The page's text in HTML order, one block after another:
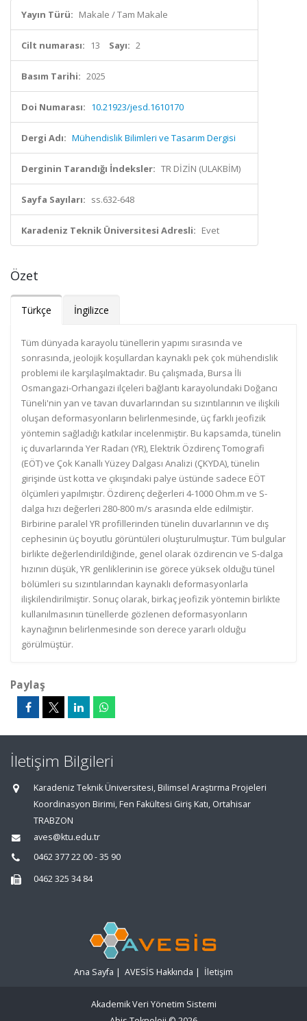
Yayın Türü: Makale / Tam Makale
Cilt numarası: 13 Sayı: 2
Basım Tarihi: 2025
Doi Numarası: 10.21923/jesd.1610170
Dergi Adı: Mühendislik Bilimleri ve Tasarım Dergisi
Derginin Tarandığı İndeksler: TR DİZİN (ULAKBİM)
Sayfa Sayıları: ss.632-648
Karadeniz Teknik Üniversitesi Adresli: Evet
Özet
Türkçe İngilizce
Tüm dünyada karayolu tünellerin yapımı sırasında ve
sonrasında, jeolojik koşullardan kaynaklı pek çok mühendislik
problemi ile karşılaşılmaktadır. Bu çalışmada, Bursa İli
Osmangazi-Orhangazi ilçeleri bağlantı karayolundaki Doğancı
Tüneli'nin yan ve tavan duvarlarından su sızıntılarının ve ilişkili
oluşan deformasyonların belirlenmesinde, üç farklı jeofizik
yöntemin sağladığı katkılar incelenmiştir. Bu kapsamda, tünelin
iç duvarlarında Yer Radarı (YR), Elektrik Özdirenç Tomografi
(EÖT) ve Çok Kanallı Yüzey Dalgası Analizi (ÇKYDA), tünelin
girişinde üst kotta ve çıkışındaki palye üstünde sadece EÖT
ölçümleri yapılmıştır. Özdirenç değerleri 4-1000 Ohm.m ve S-
dalga hızı değerleri 280-800 m/s arasında elde edilmiştir.
Birbirine paralel YR profillerinden tünelin duvarlarının ve dış
cephesinin üç boyutlu görüntüleri oluşturulmuştur. Tüm bulgular
birlikte değerlendirildiğinde, genel olarak özdirencin ve S-dalga
hızının düşük, YR genliklerinin ise görece yüksek olduğu tünel
bölümleri su sızıntılarından kaynaklı deformasyonlarla
ilişkilendirilmiştir. Sonuç olarak, birkaç jeofizik yöntemin birlikte
kullanılmasının tünellerde gözlenen deformasyonların
kaynağının belirlenmesinde son derece yararlı olduğu
görülmüştür.
Paylaş
İletişim Bilgileri
Karadeniz Teknik Üniversitesi, Bilimsel Araştırma Projeleri
Koordinasyon Birimi, Fen Fakültesi Giriş Katı, Ortahisar
TRABZON
aves@ktu.edu.tr
0462 377 22 00 - 35 90
0462 325 34 84
Ana Sayfa | AVESİS Hakkında | İletişim
Akademik Veri Yönetim Sistemi